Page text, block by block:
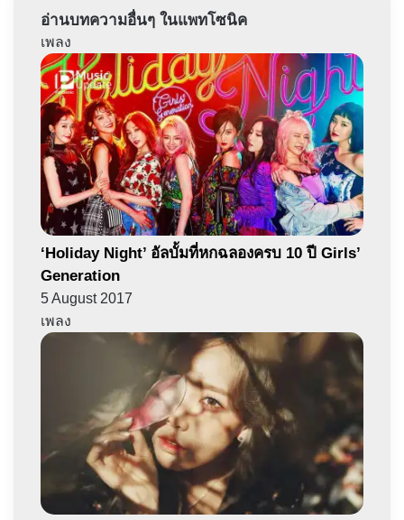
อ่านบทความอื่นๆ ในแพทโซนิค
เพลง
‘Holiday Night’ อัลบั้มที่หกฉลองครบ 10 ปี Girls’
Generation
5 August 2017
เพลง